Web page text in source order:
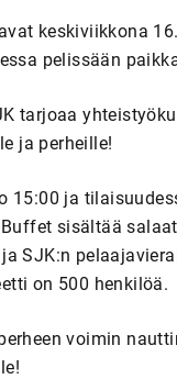
keskiviikkona
pelissään
tarjoaa
ja perheille!
15:00 ja
sisältää
SJK:n
on 500 henkilöä.
voimin